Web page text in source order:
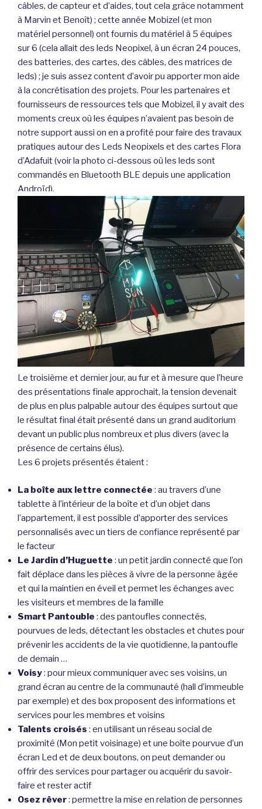
câbles, de capteur et d’aides, tout cela grâce notamment
à Marvin et Benoît) ; cette année Mobizel (et mon
matériel personnel) ont fournis du matériel à 5 équipes
sur 6 (cela allait des leds Neopixel, à un écran 24 pouces,
des batteries, des cartes, des câbles, des matrices de
leds) ; je suis assez content d’avoir pu apporter mon aide
à la concrétisation des projets. Pour les partenaires et
fournisseurs de ressources tels que Mobizel, il y avait des
moments creux où les équipes n’avaient pas besoin de
notre support aussi on en a profité pour faire des travaux
pratiques autour des Leds Neopixels et des cartes Flora
d’Adafuit (voir la photo ci-dessous où les leds sont
commandés en Bluetooth BLE depuis une application
Androïd).
Le troisième et dernier jour, au fur et à mesure que l’heure
des présentations finale approchait, la tension devenait
de plus en plus palpable autour des équipes surtout que
le résultat final était présenté dans un grand auditorium
devant un public plus nombreux et plus divers (avec la
présence de certains élus).
Les 6 projets présentés étaient :
La boîte aux lettre connectée : au travers d’une
tablette à l’intérieur de la boîte et d’un objet dans
l’appartement, il est possible d’apporter des services
personnalisés avec un tiers de confiance représenté par
le facteur
Le Jardin d’Huguette : un petit jardin connecté que l’on
fait déplace dans les pièces à vivre de la personne âgée
et qui la maintien en éveil et permet les échanges avec
les visiteurs et membres de la famille
Smart Pantouble : des pantoufles connectés,
pourvues de leds, détectant les obstacles et chutes pour
prévenir les accidents de la vie quotidienne, la pantoufle
de demain …
Voisy: pour mieux communiquer avec ses voisins, un
grand écran au centre de la communauté (hall d’immeuble
par exemple) et des box proposent des informations et
services pour les membres et voisins
Talents croisés : en utilisant un réseau social de
proximité (Mon petit voisinage) et une boîte pourvue d’un
écran Led et de deux boutons, on peut demander ou
offrir des services pour partager ou acquérir du savoir-
faire et rester actif
Osez rêver: permettre la mise en relation de personnes